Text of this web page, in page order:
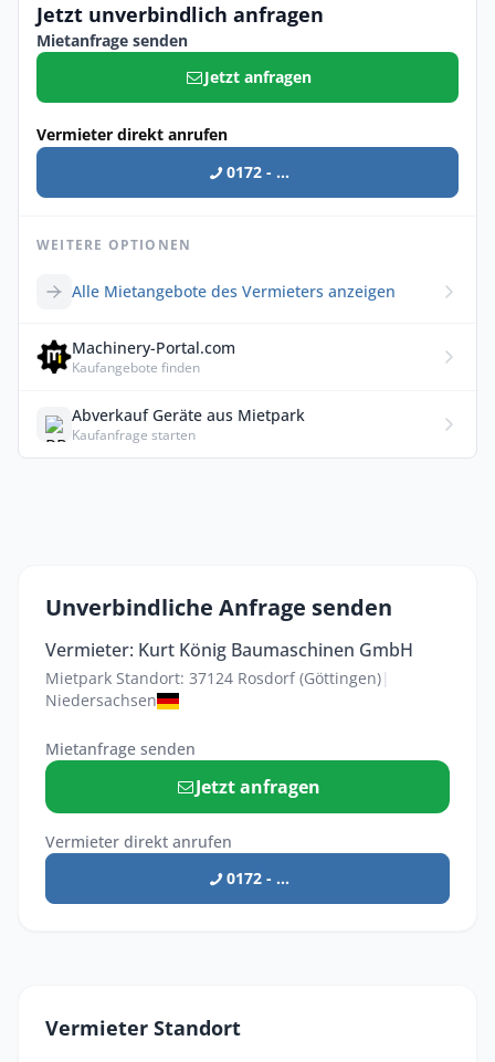
Jetzt unverbindlich anfragen
Mietanfrage senden
Jetzt anfragen
Vermieter direkt anrufen
0172 - ...
WEITERE OPTIONEN
Alle Mietangebote des Vermieters anzeigen
Machinery-Portal.com
Kaufangebote finden
Abverkauf Geräte aus Mietpark
Kaufanfrage starten
Unverbindliche Anfrage senden
Vermieter: Kurt König Baumaschinen GmbH
Mietpark Standort: 37124 Rosdorf (Göttingen)|
Niedersachsen
Mietanfrage senden
Jetzt anfragen
Vermieter direkt anrufen
0172 - ...
Vermieter Standort